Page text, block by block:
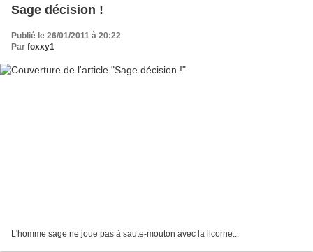
Sage décision !
Publié le 26/01/2011 à 20:22
Par foxxy1
L'homme sage ne joue pas à saute-mouton avec la licorne...